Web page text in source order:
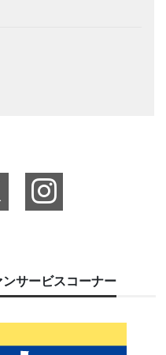
サービスコーナー